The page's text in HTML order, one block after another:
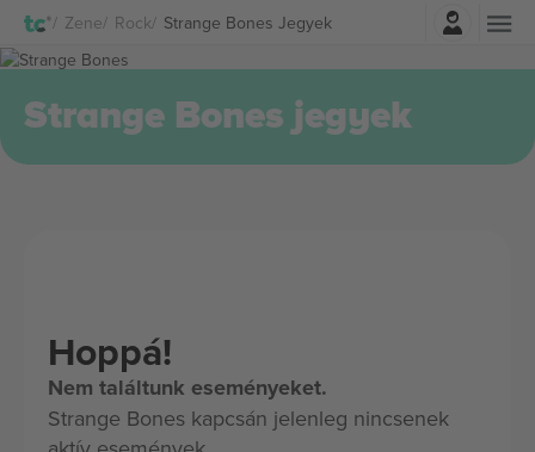
Zene Rock Strange Bones Jegyek
Belépés
Strange Bones jegyek
Hoppá!
Nem találtunk eseményeket.
Strange Bones kapcsán jelenleg nincsenek